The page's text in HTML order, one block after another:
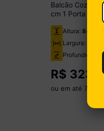
Balcão
cm 1 Porta 1
Multimóveis
Altura: 84 cm
Largura:
Profundidade:
R$
ou em até 7